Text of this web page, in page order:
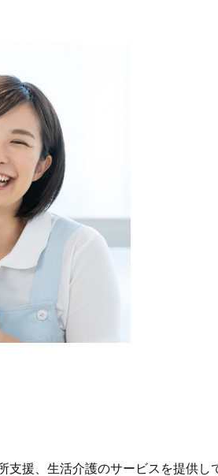
支援、生活介護のサービスを提供し